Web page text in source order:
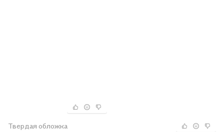
Твердая обложка